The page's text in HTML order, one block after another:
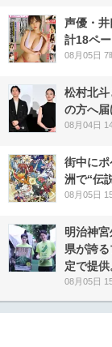
声優・
計18ペ
08月05日 7
松村北斗
の方へ届
08月04日
街中に
洲で“伝
08月05日
明治神
県が誇
定で提
08月05日